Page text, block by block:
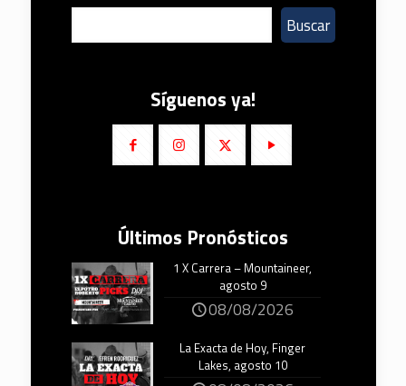
Buscar
Síguenos ya!
Últimos Pronósticos
1 X Carrera – Mountaineer,
agosto 9
08/08/2026
La Exacta de Hoy, Finger
Lakes, agosto 10